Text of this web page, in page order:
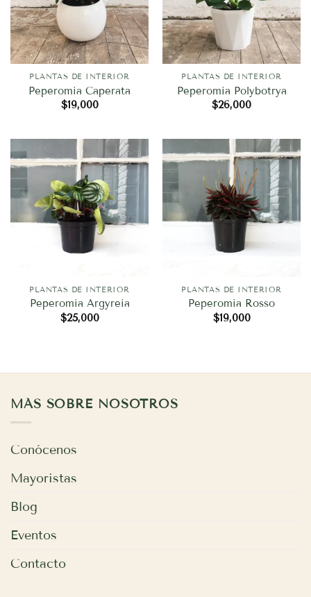
PLANTAS DE INTERIOR
Peperomia Caperata
$19,000
PLANTAS DE INTERIOR
Peperomia Polybotrya
$26,000
PLANTAS DE INTERIOR
Peperomia Argyreia
$25,000
PLANTAS DE INTERIOR
Peperomia Rosso
$19,000
MÁS SOBRE NOSOTROS
Conócenos
Mayoristas
Blog
Eventos
Contacto